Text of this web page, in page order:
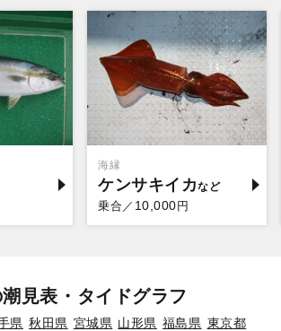
海縁
ケンサキイカ
乗合／ 10,000円
見表・タイドグラフ
県 秋田県 宮城県 山形県 福島県 東京都